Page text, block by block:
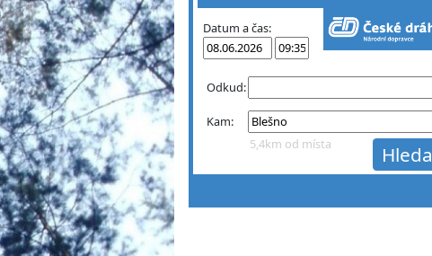
Datum a čas:
Odkud:
Kam:
5,4km od místa